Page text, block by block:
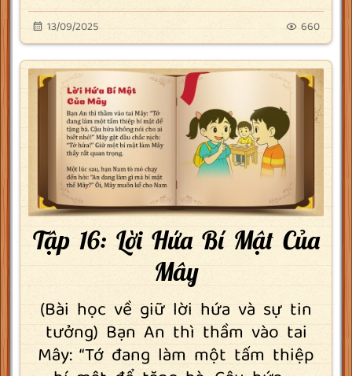
13/09/2025 660
Tập 16: Lời Hứa Bí Mật Của
Mây
(Bài học về giữ lời hứa và sự tin
tưởng) Bạn An thì thầm vào tai
Mây: “Tớ đang làm một tấm thiệp